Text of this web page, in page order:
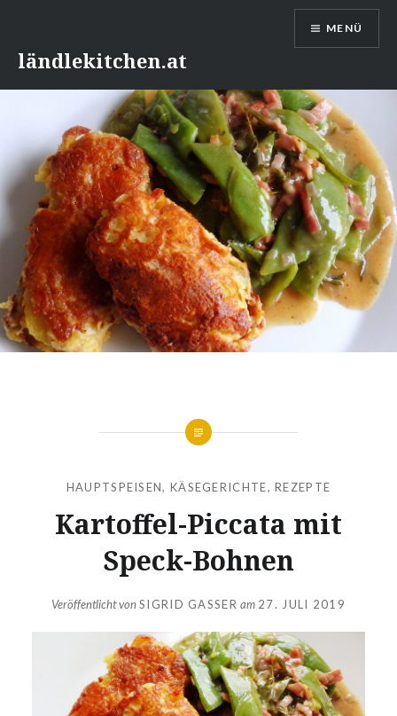
Inhaltländlekitchen.at
MENÜ
HAUPTSPEISEN, KÄSEGERICHTE,REZEPTE
Kartoffel-Piccata mit
Speck-Bohnen
Veröffentlicht vonSIGRID GASSER am 27. JULI 2019